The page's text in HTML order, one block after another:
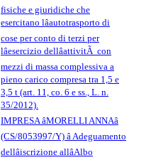
fisiche e giuridiche che
esercitano lâautotrasporto di
cose per conto di terzi per
lâesercizio dellâattivitÃ con
mezzi di massa complessiva a
pieno carico compresa tra 1,5 e
3,5 t (art. 11, co. 6 e ss., L. n.
35/2012).
IMPRESA âMORELLI ANNAâ
(CS/8053997/Y) â Adeguamento
dellâiscrizione allâAlbo